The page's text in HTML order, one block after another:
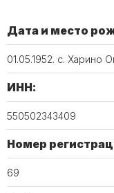
Дата и место
01.05.1952. с. Харино
ИНН:
550502343409
Номер
69